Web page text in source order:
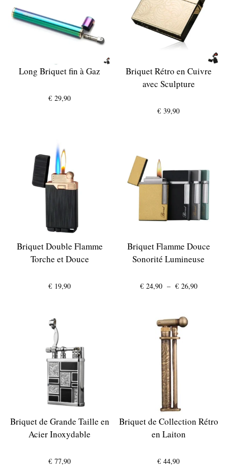
Long Briquet fin à Gaz
€ 29,90
Briquet Rétro en Cuivre
avec Sculpture
€ 39,90
Briquet Double Flamme
Torche et Douce
€ 19,90
Briquet Flamme Douce
Sonorité Lumineuse
€24,90 – €26,90Plage
de
Briquet de Grande Taille en
Acier Inoxydable
€ 77,90
Briquet de Collection Rétro
en Laiton
€ 44,90